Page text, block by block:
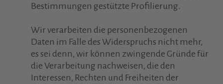
Bestimmungen gestützte Profilierung.
Wir verarbeiten die personenbezogenen
Daten im Falle des Widerspruchs nicht mehr,
es sei denn, wir können zwingende Gründe für
die Verarbeitung nachweisen, die den
Interessen, Rechten und Freiheiten der